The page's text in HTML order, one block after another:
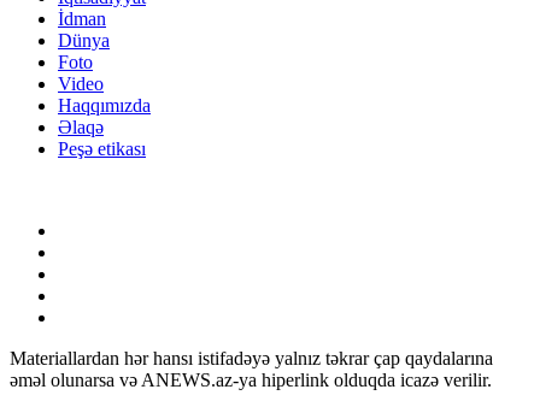
İdman
Dünya
Foto
Video
Haqqımızda
Əlaqə
Peşə etikası
Materiallardan hər hansı istifadəyə yalnız təkrar çap qaydalarına
əməl olunarsa və ANEWS.az-ya hiperlink olduqda icazə verilir.